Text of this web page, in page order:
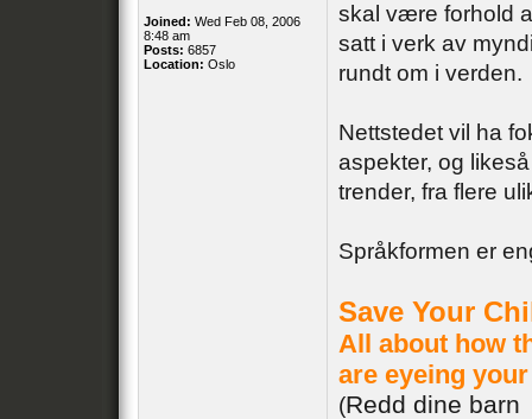
Joined: Wed Feb 08, 2006
8:48 am
Posts: 6857
Location: Oslo
skal være forhold
satt i verk av
rundt om i verden.
Nettstedet vil ha
aspekter, og
trender, fra flere
Språkformen er
Save Your
All about how
are eyeing
(Redd dine barn